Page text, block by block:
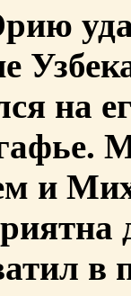
на
и
в